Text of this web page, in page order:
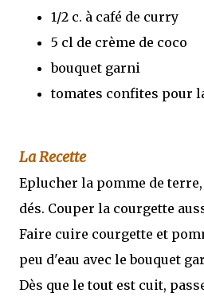
1/2 c. à café de curry
5 cl de crème de coco
bouquet garni
tomates confites pour
La Recette
Eplucher la pomme de
dés. Couper la courgette
Faire cuire courgette et
peu d'eau avec le bouquet
Dès que le tout est cuit,